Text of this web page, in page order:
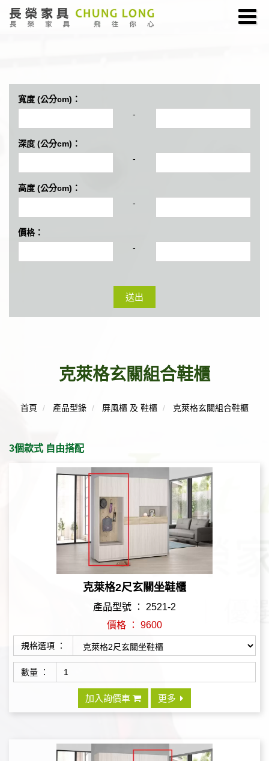
寬度 (公分cm)：
-
深度 (公分cm)：
-
高度 (公分cm)：
-
價格：
-
送出
克萊格玄關組合鞋櫃
首頁 產品型錄 屏風櫃 及 鞋櫃 克萊格玄關組合鞋櫃
3個款式 自由搭配
克萊格2尺玄關坐鞋櫃
產品型號 ： 2521-2
價格 ： 9600
規格選項 ：
數量 ：
加入詢價車 更多